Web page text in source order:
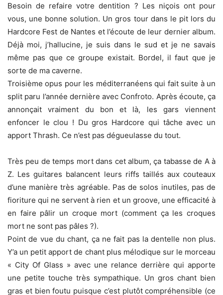
Besoin de refaire votre dentition ? Les niçois ont pour
vous, une bonne solution. Un gros tour dans le pit lors du
Hardcore Fest de Nantes et l’écoute de leur dernier album.
Déjà moi, j’hallucine, je suis dans le sud et je ne savais
même pas que ce groupe existait. Bordel, il faut que je
sorte de ma caverne.
Troisième opus pour les méditerranéens qui fait suite à un
split paru l’année dernière avec Confroto. Après écoute, ça
annonçait vraiment du bon et là, les gars viennent
enfoncer le clou ! Du gros Hardcore qui tâche avec un
apport Thrash. Ce n’est pas dégueulasse du tout.
Très peu de temps mort dans cet album, ça tabasse de A à
Z. Les guitares balancent leurs riffs taillés aux couteaux
d’une manière très agréable. Pas de solos inutiles, pas de
fioriture qui ne servent à rien et un groove, une efficacité à
en faire pâlir un croque mort (comment ça les croques
mort ne sont pas pâles ?).
Point de vue du chant, ça ne fait pas la dentelle non plus.
Y’a un petit apport de chant plus mélodique sur le morceau
« City Of Glass » avec une relance derrière qui apporte
une petite touche très sympathique. Un gros chant bien
gras et bien foutu puisque c’est plutôt compréhensible (ce